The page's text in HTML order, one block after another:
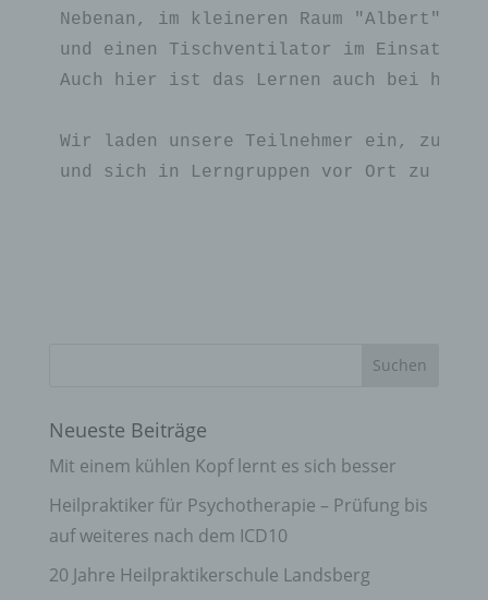
Nebenan, im kleineren Raum "Albert"
und einen Tischventilator im Einsatz.
Auch hier ist das Lernen auch bei
Wir laden unsere Teilnehmer ein, zum
und sich in Lerngruppen vor Ort zu
Neueste Beiträge
Mit einem kühlen Kopf lernt es sich besser
Heilpraktiker für Psychotherapie – Prüfung bis
auf weiteres nach dem ICD10
20 Jahre Heilpraktikerschule Landsberg